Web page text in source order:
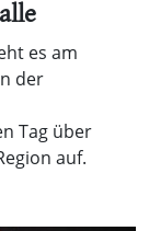
es am
der
Tag über
auf.